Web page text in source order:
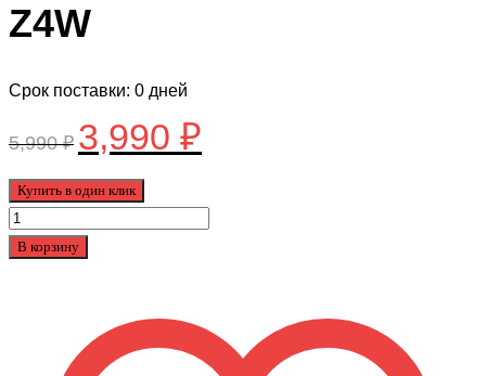
Z4W
Срок поставки: 0 дней
5,990₽ Первоначальная
составляла
3,990 ₽
Купить в один клик
Количество
товара
складной
В корзину